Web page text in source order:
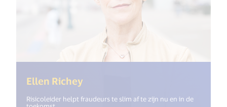
Ellen Richey
Risicoleider helpt fraudeurs te slim af te zijn nu en in de